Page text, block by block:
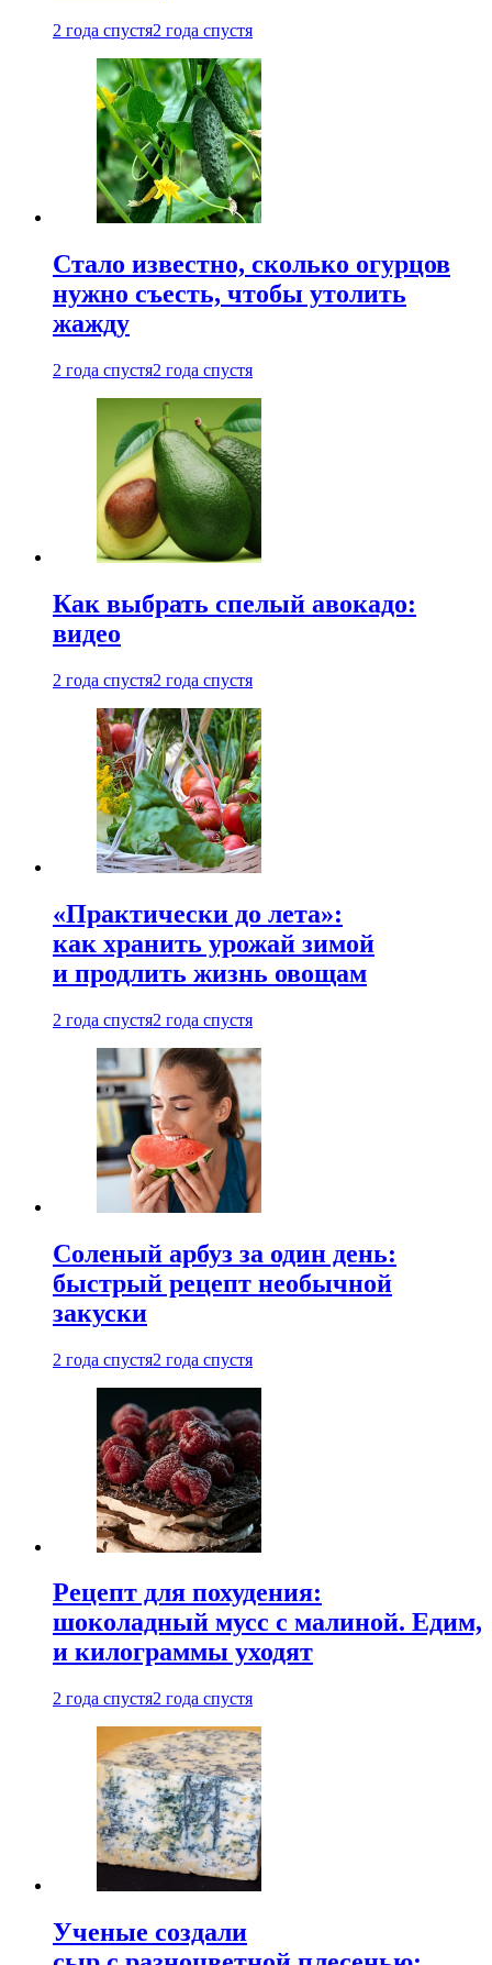
2 года спустя2 года спустя
Стало известно, сколько огурцов
нужно съесть, чтобы утолить
жажду
2 года спустя2 года спустя
Как выбрать спелый авокадо:
видео
2 года спустя2 года спустя
«Практически до лета»:
как хранить урожай зимой
и продлить жизнь овощам
2 года спустя2 года спустя
Соленый арбуз за один день:
быстрый рецепт необычной
закуски
2 года спустя2 года спустя
Рецепт для похудения:
шоколадный мусс с малиной. Едим,
и килограммы уходят
2 года спустя2 года спустя
Ученые создали